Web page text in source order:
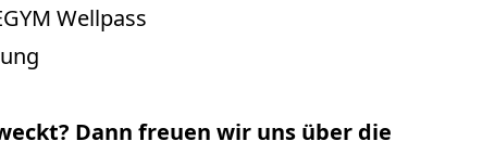
Wellpass
Dann freuen wir uns über die